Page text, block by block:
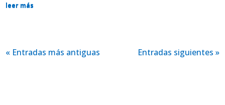
leer más
« Entradas más antiguas Entradas siguientes »